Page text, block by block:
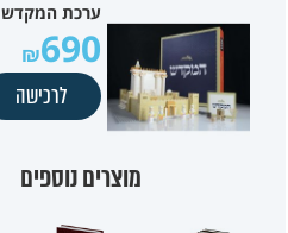
ערכת המקדש
690
לרכישה
מוצרים נוספים